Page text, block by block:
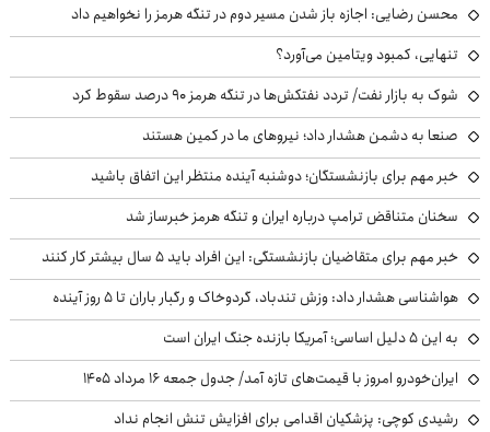
محسن رضایی: اجازه باز شدن مسیر دوم در تنگه هرمز را نخواهیم داد
تنهایی، کمبود ویتامین می‌آورد؟
شوک به بازار نفت/ تردد نفتکش‌ها در تنگه هرمز ۹۰ درصد سقوط کرد
صنعا به دشمن هشدار داد؛ نیروهای ما در کمین هستند
خبر مهم برای بازنشستگان؛ دوشنبه آینده منتظر این اتفاق باشید
سخنان متناقض ترامپ درباره ایران و تنگه هرمز خبرساز شد
خبر مهم برای متقاضیان بازنشستگی: این افراد باید ۵ سال بیشتر کار کنند
هواشناسی هشدار داد: وزش تندباد، گردوخاک و رگبار باران تا ۵ روز آینده
به این ۵ دلیل اساسی؛ آمریکا بازنده جنگ ایران است
ایران‌خودرو امروز با قیمت‌های تازه آمد/ جدول جمعه ۱۶ مرداد ۱۴۰۵
رشیدی کوچی: پزشکیان اقدامی برای افزایش تنش انجام نداد